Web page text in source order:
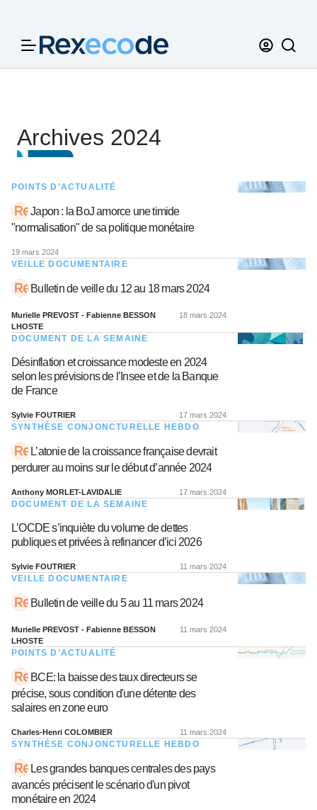
Archives 2024
POINTS D’ACTUALITÉ
Japon : la BoJ amorce une timide
"normalisation" de sa politique monétaire
19 mars 2024
VEILLE DOCUMENTAIRE
Bulletin de veille du 12 au 18 mars 2024
Murielle PREVOST - Fabienne BESSON
LHOSTE
18 mars 2024
DOCUMENT DE LA SEMAINE
Désinflation et croissance modeste en 2024
selon les prévisions de l’Insee et de la Banque
de France
Sylvie FOUTRIER 17 mars 2024
SYNTHÈSE CONJONCTURELLE HEBDO
L’atonie de la croissance française devrait
perdurer au moins sur le début d’année 2024
Anthony MORLET-LAVIDALIE 17 mars 2024
DOCUMENT DE LA SEMAINE
L’OCDE s’inquiète du volume de dettes
publiques et privées à refinancer d’ici 2026
Sylvie FOUTRIER 11 mars 2024
VEILLE DOCUMENTAIRE
Bulletin de veille du 5 au 11 mars 2024
Murielle PREVOST - Fabienne BESSON
LHOSTE
11 mars 2024
POINTS D’ACTUALITÉ
BCE: la baisse des taux directeurs se
précise, sous condition d'une détente des
salaires en zone euro
Charles-Henri COLOMBIER 11 mars 2024
SYNTHÈSE CONJONCTURELLE HEBDO
Les grandes banques centrales des pays
avancés précisent le scénario d'un pivot
monétaire en 2024